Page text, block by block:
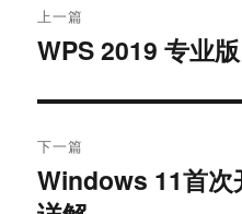
章
航
上一篇
上
文
章：
WPS 2019 专业
下一篇
下
Windows 11首次